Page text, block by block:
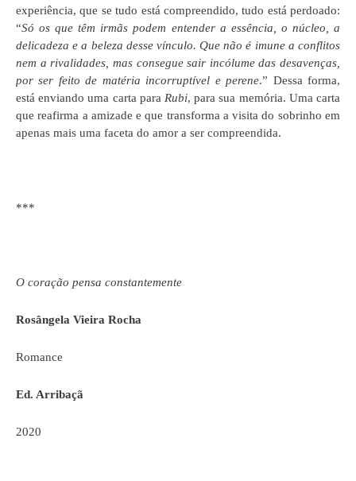
experiência, que se tudo está compreendido, tudo está perdoado:
“Só os que têm irmãs podem entender a essência, o núcleo, a
delicadeza e a beleza desse vínculo. Que não é imune a conflitos
nem a rivalidades, mas consegue sair incólume das desavenças,
por ser feito de matéria incorruptível e perene.” Dessa forma,
está enviando uma carta para Rubi, para sua memória. Uma carta
que reafirma a amizade e que transforma a visita do sobrinho em
apenas mais uma faceta do amor a ser compreendida.
***
O coração pensa constantemente
Rosângela Vieira Rocha
Romance
Ed. Arribaçã
2020